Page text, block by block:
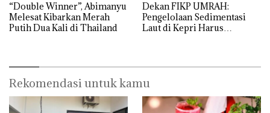
“Double Winner”, Abimanyu
Melesat Kibarkan Merah
Putih Dua Kali di Thailand
Dekan FIKP UMRAH:
Pengelolaan Sedimentasi
Laut di Kepri Harus
Rekomendasi untuk kamu